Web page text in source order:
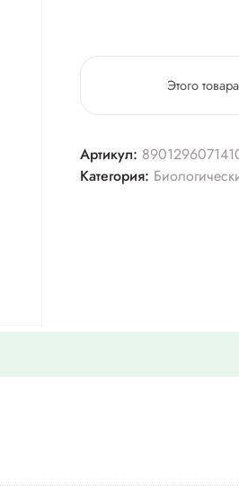
Этого
Артикул:
Категория: